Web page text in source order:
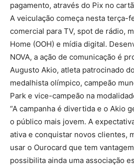
pagamento, através do Pix no
A veiculação começa nesta terça-
comercial para TV, spot de rádio,
Home (OOH) e mídia digital.
NOVA, a ação de comunicação é
Augusto Akio, atleta patrocinado
medalhista olímpico, campeão
Park e vice-campeão na
“A campanha é divertida e o Akio
o público mais jovem. A
ativa e conquistar novos clientes,
usar o Ourocard que tem
possibilita ainda uma associação